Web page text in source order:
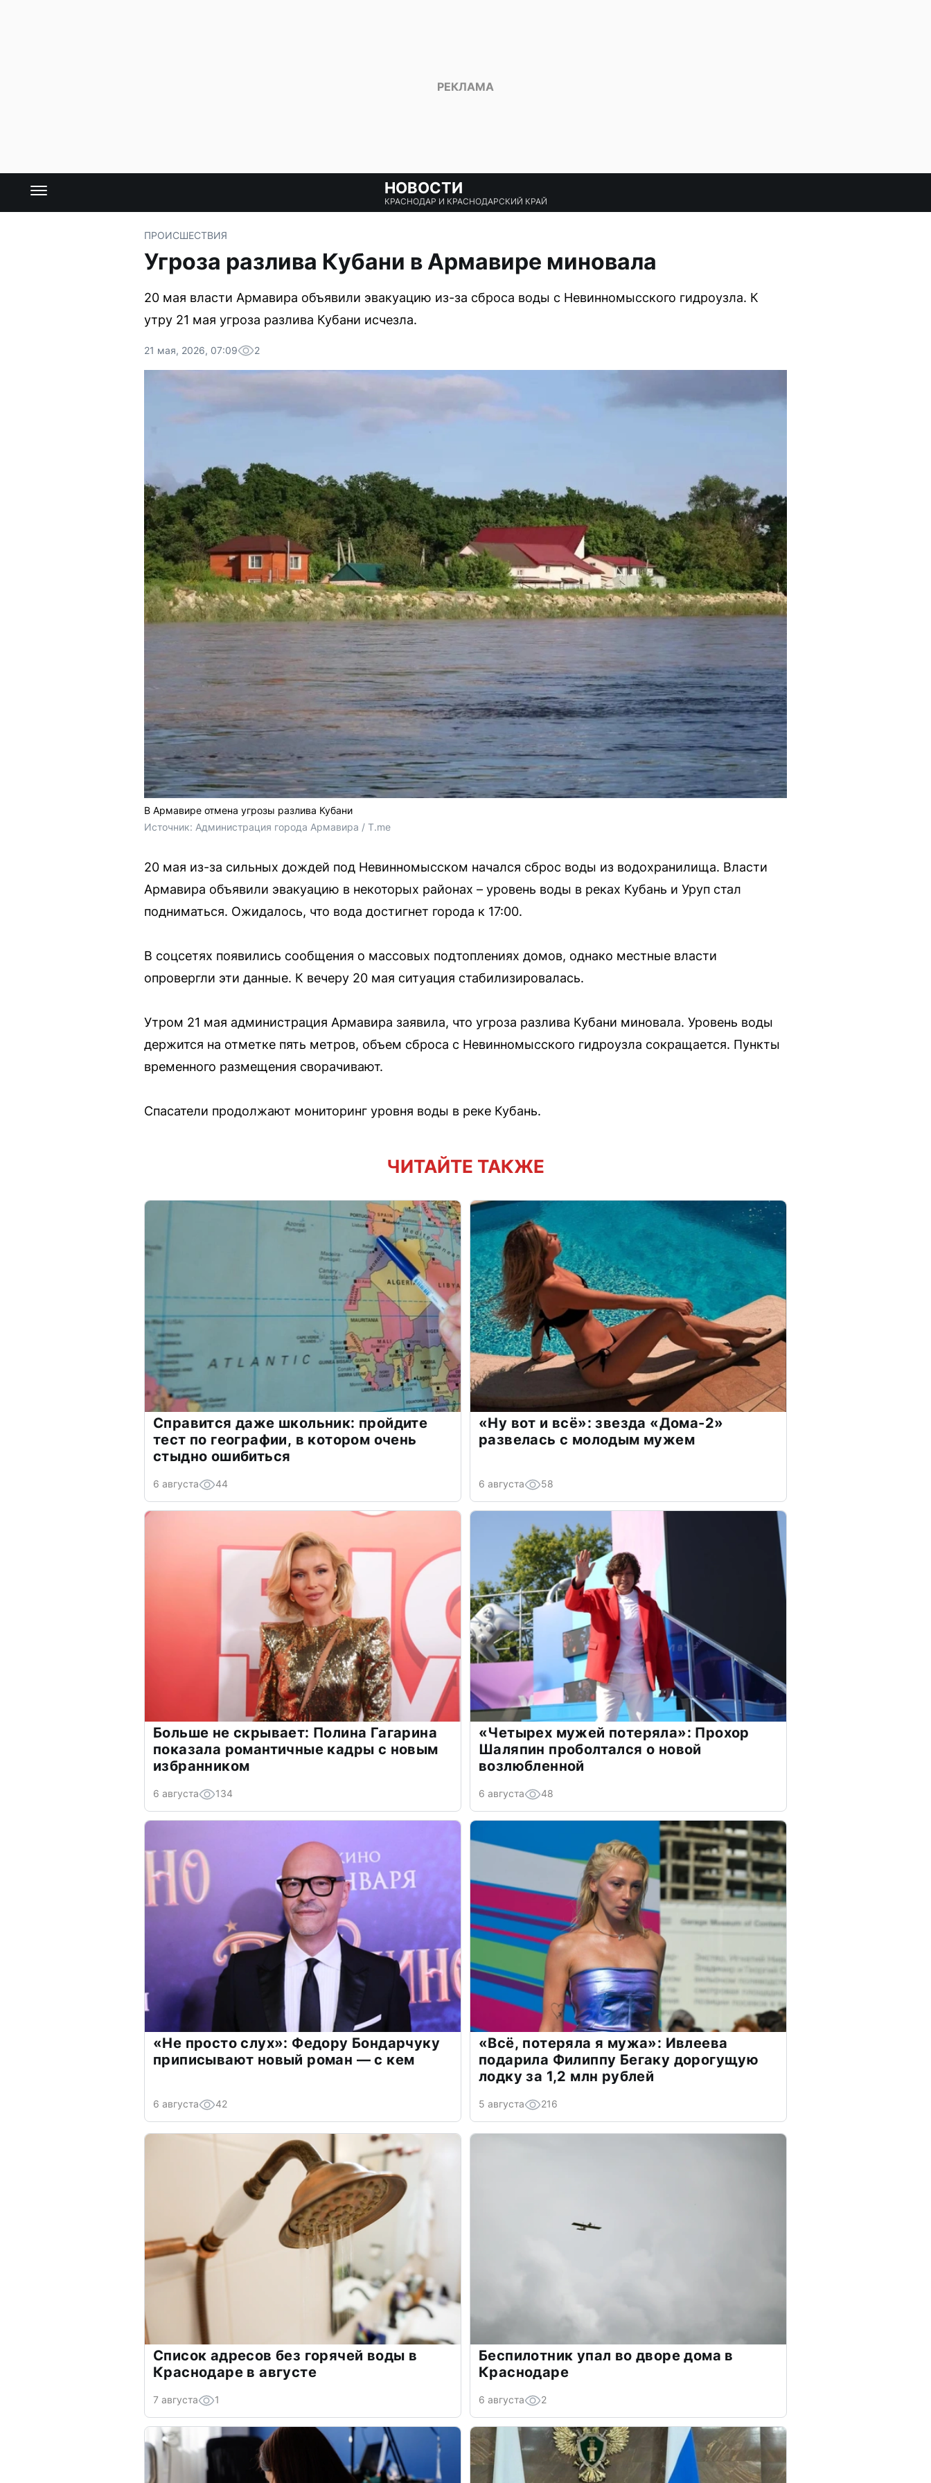
НОВОСТИ
КРАСНОДАР И КРАСНОДАРСКИЙ КРАЙ
ПРОИСШЕСТВИЯ
Угроза разлива Кубани в Армавире миновала
20 мая власти Армавира объявили эвакуацию из-за сброса воды с Невинномысского гидроузла. К
утру 21 мая угроза разлива Кубани исчезла.
21 мая, 2026, 07:09 2
В Армавире отмена угрозы разлива Кубани
Источник: Администрация города Армавира / T.me
20 мая из-за сильных дождей под Невинномысском начался сброс воды из водохранилища. Власти
Армавира объявили эвакуацию в некоторых районах – уровень воды в реках Кубань и Уруп стал
подниматься. Ожидалось, что вода достигнет города к 17:00.
В соцсетях появились сообщения о массовых подтоплениях домов, однако местные власти
опровергли эти данные. К вечеру 20 мая ситуация стабилизировалась.
Утром 21 мая администрация Армавира заявила, что угроза разлива Кубани миновала. Уровень воды
держится на отметке пять метров, объем сброса с Невинномысского гидроузла сокращается. Пункты
временного размещения сворачивают.
Спасатели продолжают мониторинг уровня воды в реке Кубань.
ЧИТАЙТЕ ТАКЖЕ
Справится даже школьник: пройдите
тест по географии, в котором очень
стыдно ошибиться
6 августа 44
«Ну вот и всё»: звезда «Дома-2»
развелась с молодым мужем
6 августа 58
Больше не скрывает: Полина Гагарина
показала романтичные кадры с новым
избранником
6 августа 134
«Четырех мужей потеряла»: Прохор
Шаляпин проболтался о новой
возлюбленной
6 августа 48
«Не просто слух»: Федору Бондарчуку
приписывают новый роман — с кем
6 августа 42
«Всё, потеряла я мужа»: Ивлеева
подарила Филиппу Бегаку дорогущую
лодку за 1,2 млн рублей
5 августа 216
Список адресов без горячей воды в
Краснодаре в августе
7 августа 1
Беспилотник упал во дворе дома в
Краснодаре
6 августа 2